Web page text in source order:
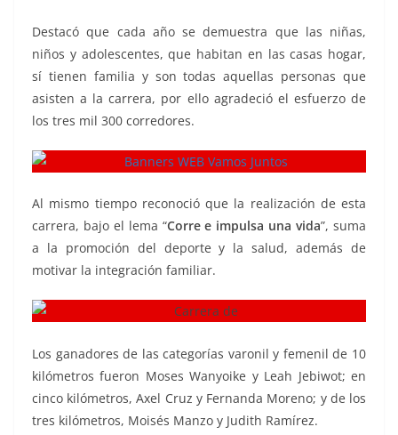
Destacó que cada año se demuestra que las niñas,
niños y adolescentes, que habitan en las casas hogar,
sí tienen familia y son todas aquellas personas que
asisten a la carrera, por ello agradeció el esfuerzo de
los tres mil 300 corredores.
Al mismo tiempo reconoció que la realización de esta
carrera, bajo el lema “Corre e impulsa una vida”, suma
a la promoción del deporte y la salud, además de
motivar la integración familiar.
Los ganadores de las categorías varonil y femenil de 10
kilómetros fueron Moses Wanyoike y Leah Jebiwot; en
cinco kilómetros, Axel Cruz y Fernanda Moreno; y de los
tres kilómetros, Moisés Manzo y Judith Ramírez.